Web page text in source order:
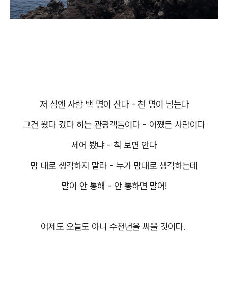
저 섬엔 사람 백 명이 산다 - 천 명이 넘는다
그건 왔다 갔다 하는 관광객들이다 - 어쨌든 사람이다
세어 봤냐 - 척 보면 안다
맘 대로 생각하지 말라 - 누가 맘대로 생각하는데
말이 안 통해 - 안 통하면 말어!
어제도 오늘도 아니 수천년을 싸울 것이다.